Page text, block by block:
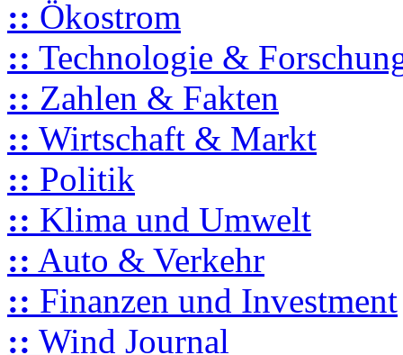
:: Ökostrom
:: Technologie &
:: Zahlen & Fakten
:: Wirtschaft & Markt
:: Politik
:: Klima und Umwelt
:: Auto & Verkehr
:: Finanzen und Investment
:: Wind Journal